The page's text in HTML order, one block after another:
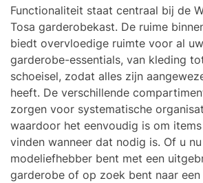
Functionaliteit staat centraal bij de
Tosa garderobekast. De ruime
biedt overvloedige ruimte voor al uw
garderobe-essentials, van kleding
schoeisel, zodat alles zijn
heeft. De verschillende
zorgen voor systematische
waardoor het eenvoudig is om
vinden wanneer dat nodig is. Of u
modeliefhebber bent met een
garderobe of op zoek bent naar een